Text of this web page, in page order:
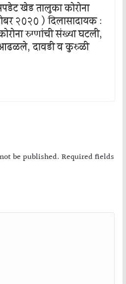
खेड तालुका कोरोना
२०२० ) दिलासादायक :
रुग्णांची संख्या घटली,
दावडी व कुरुळी
be published. Required fields